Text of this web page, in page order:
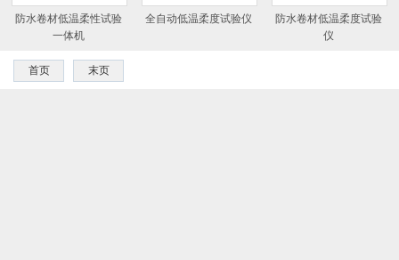
防水卷材低温柔性试验
一体机
全自动低温柔度试验仪
防水卷材低温柔度试验
仪
首页 末页